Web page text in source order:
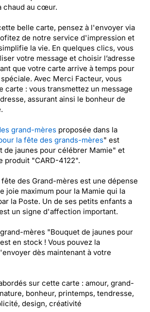
chaud au cœur.
belle carte, pensez à l'envoyer via
de notre service d'impression et
la vie. En quelques clics, vous
votre message et choisir l’adresse
que votre carte arrive à temps pour
Avec Merci Facteur, vous
carte : vous transmettez un message
assurant ainsi le bonheur de
grand-mères proposée dans la
la fête des grands-mères" est
de jaunes pour célébrer Mamie" et
produit "CARD-4122".
des Grand-mères est une dépense
joie maximum pour la Mamie qui la
la Poste. Un de ses petits enfants a
un signe d'affection important.
mères "Bouquet de jaunes pour
en stock ! Vous pouvez la
dès maintenant à votre
sur cette carte : amour, grand-
bonheur, printemps, tendresse,
design, créativité